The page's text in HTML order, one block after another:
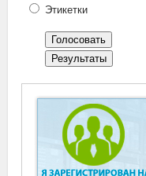
Этикетки